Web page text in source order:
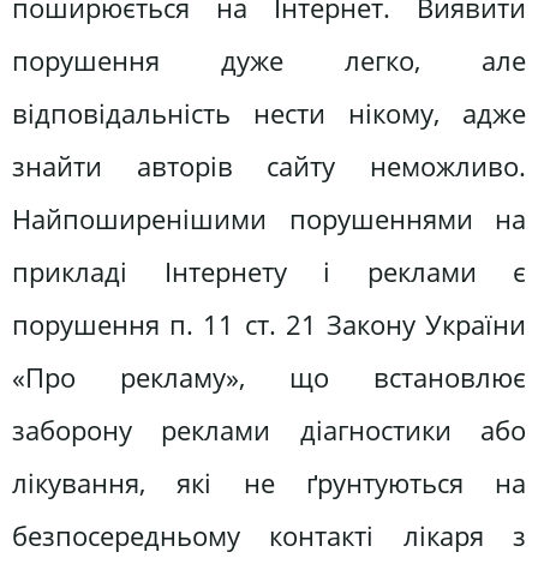
поширюється на Інтернет. Виявити
порушення дуже легко, але
відповідальність нести нікому, адже
знайти авторів сайту неможливо.
Найпоширенішими порушеннями на
прикладі Інтернету і реклами є
порушення п. 11 ст. 21 Закону України
«Про рекламу», що встановлює
заборону реклами діагностики або
лікування, які не ґрунтуються на
безпосередньому контакті лікаря з